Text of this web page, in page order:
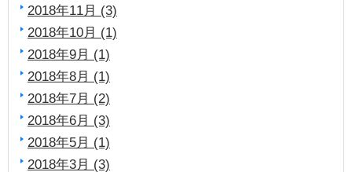
2018年11月 (3)
2018年10月 (1)
2018年9月 (1)
2018年8月 (1)
2018年7月 (2)
2018年6月 (3)
2018年5月 (1)
2018年3月 (3)